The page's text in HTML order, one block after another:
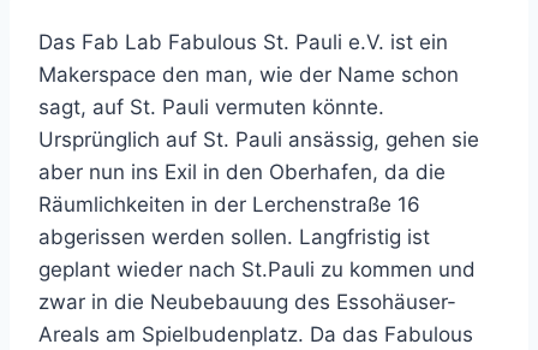
Das Fab Lab Fabulous St. Pauli e.V. ist ein
Makerspace den man, wie der Name schon
sagt, auf St. Pauli vermuten könnte.
Ursprünglich auf St. Pauli ansässig, gehen sie
aber nun ins Exil in den Oberhafen, da die
Räumlichkeiten in der Lerchenstraße 16
abgerissen werden sollen. Langfristig ist
geplant wieder nach St.Pauli zu kommen und
zwar in die Neubebauung des Essohäuser-
Areals am Spielbudenplatz. Da das Fabulous